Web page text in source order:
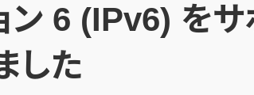
ン 6 (IPv6) をサ
した